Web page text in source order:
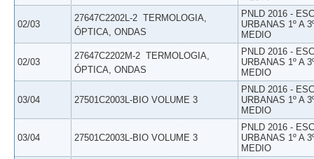
02/03
27647C2202L-2  TERMOLOGIA,
ÓPTICA, ONDAS
PNLD 2016 -
URBANAS 1º A
MEDIO
02/03
27647C2202M-2  TERMOLOGIA,
ÓPTICA, ONDAS
PNLD 2016 -
URBANAS 1º A
MEDIO
03/04 27501C2003L-BIO VOLUME 3
PNLD 2016 -
URBANAS 1º A
MEDIO
03/04 27501C2003L-BIO VOLUME 3
PNLD 2016 -
URBANAS 1º A
MEDIO